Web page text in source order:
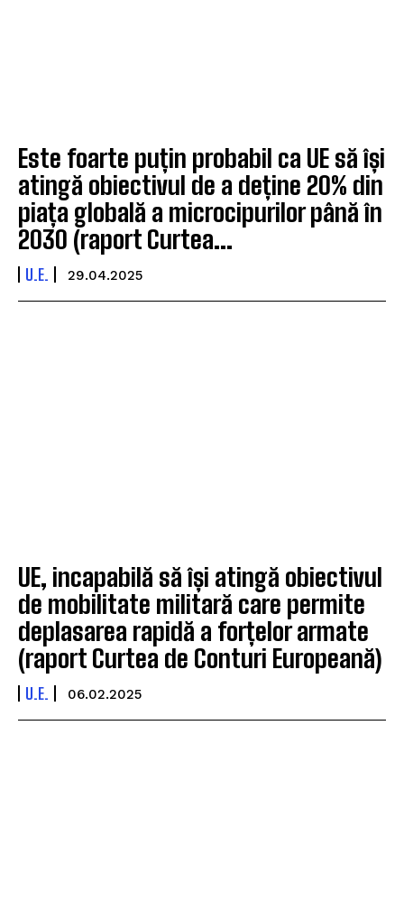
Este foarte puțin probabil ca UE să își
atingă obiectivul de a deține 20% din
piața globală a microcipurilor până în
2030 (raport Curtea...
U.E. 29.04.2025
UE, incapabilă să își atingă obiectivul
de mobilitate militară care permite
deplasarea rapidă a forțelor armate
(raport Curtea de Conturi Europeană)
U.E. 06.02.2025